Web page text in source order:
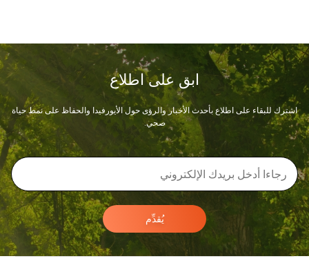
ابق على اطلاع
اشترك للبقاء على اطلاع بأحدث الأخبار والرؤى حول الأيورفيدا والحفاظ على نمط حياة
صحي.
يُقدِّم